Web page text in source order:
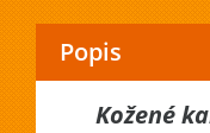
Popis
Kožené